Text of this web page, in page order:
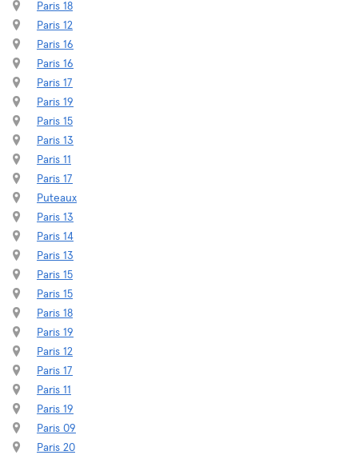
Paris 18
Paris 12
Paris 16
Paris 16
Paris 17
Paris 19
Paris 15
Paris 13
Paris 11
Paris 17
Puteaux
Paris 13
Paris 14
Paris 13
Paris 15
Paris 15
Paris 18
Paris 19
Paris 12
Paris 17
Paris 11
Paris 19
Paris 09
Paris 20